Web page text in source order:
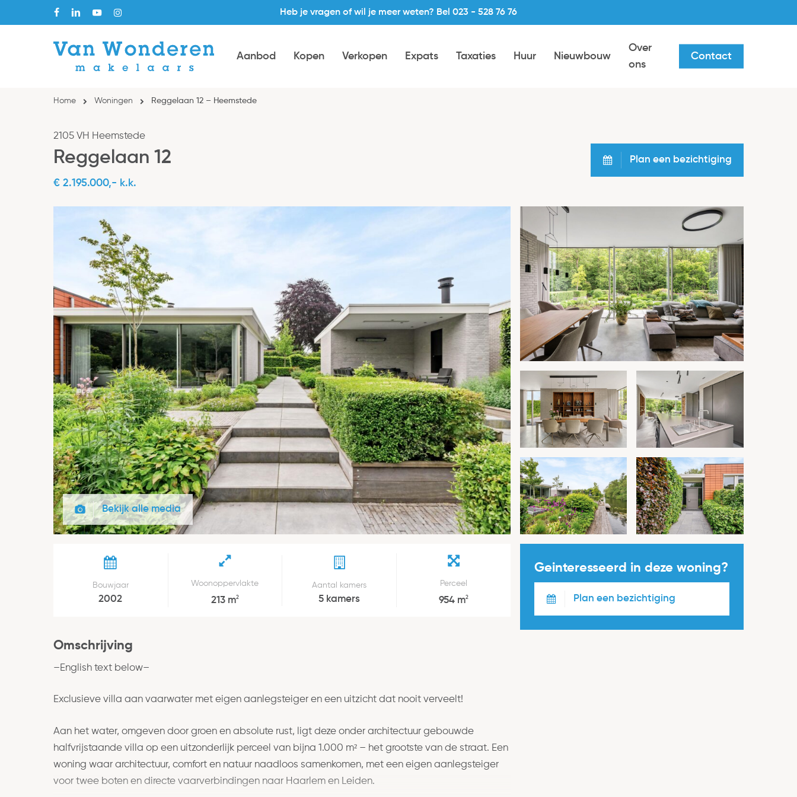
to
Heb je vragen of wil je meer weten? Bel 023 - 528 76 76
Aanbod Kopen Verkopen Expats Taxaties Huur Nieuwbouw
Over
ons
Contact
Home Woningen Reggelaan 12 – Heemstede
2105 VH Heemstede
Reggelaan 12
€ 2.195.000,- k.k.
Plan een bezichtiging
Bekijk alle media
Bouwjaar
2002
Woonoppervlakte
213 m2
Aantal kamers
5 kamers
Perceel
954 m2
Omschrijving
–English text below–
Exclusieve villa aan vaarwater met eigen aanlegsteiger en een uitzicht dat nooit verveelt!
Aan het water, omgeven door groen en absolute rust, ligt deze onder architectuur gebouwde
halfvrijstaande villa op een uitzonderlijk perceel van bijna 1.000 m² – het grootste van de straat. Een
woning waar architectuur, comfort en natuur naadloos samenkomen, met een eigen aanlegsteiger
voor twee boten en directe vaarverbindingen naar Haarlem en Leiden.
Geinteresseerd in deze woning?
Plan een bezichtiging